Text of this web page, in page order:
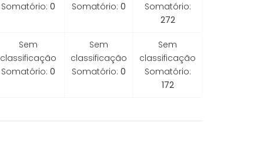
Somatório: 0
Somatório: 0
Somatório:
272
Sem
classificação
Somatório: 0
Sem
classificação
Somatório: 0
Sem
classificação
Somatório:
172